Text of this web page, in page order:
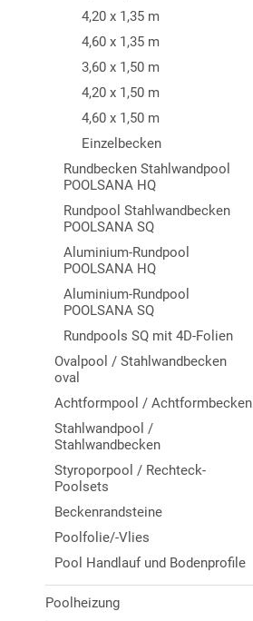
4,20 x 1,35 m
4,60 x 1,35 m
3,60 x 1,50 m
4,20 x 1,50 m
4,60 x 1,50 m
Einzelbecken
Rundbecken Stahlwandpool
POOLSANA HQ
Rundpool Stahlwandbecken
POOLSANA SQ
Aluminium-Rundpool
POOLSANA HQ
Aluminium-Rundpool
POOLSANA SQ
Rundpools SQ mit 4D-Folien
Ovalpool / Stahlwandbecken
oval
Achtformpool / Achtformbecken
Stahlwandpool /
Stahlwandbecken
Styroporpool / Rechteck-
Poolsets
Beckenrandsteine
Poolfolie/-Vlies
Pool Handlauf und Bodenprofile
Poolheizung